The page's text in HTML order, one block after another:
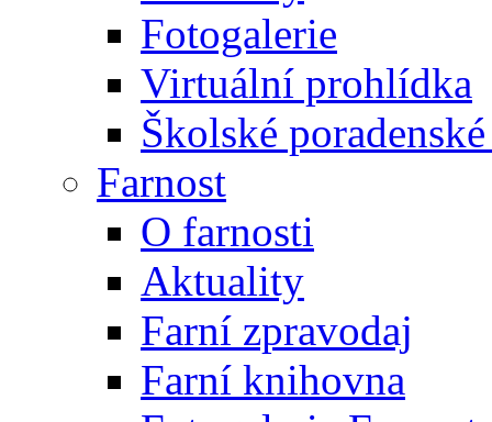
Fotogalerie
Virtuální prohlídka
Školské
Farnost
O farnosti
Aktuality
Farní zpravodaj
Farní knihovna